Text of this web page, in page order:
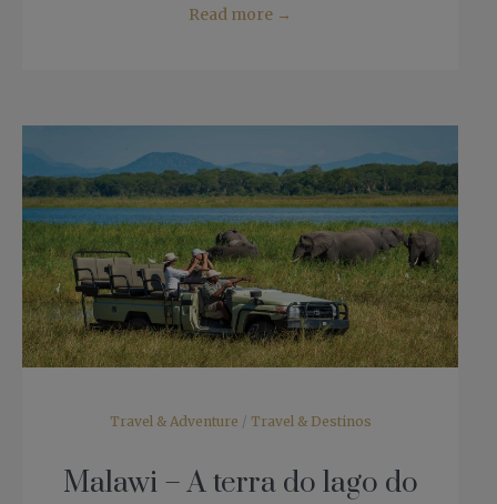
Read more →
Travel & Adventure / Travel & Destinos
Malawi – A terra do lago do